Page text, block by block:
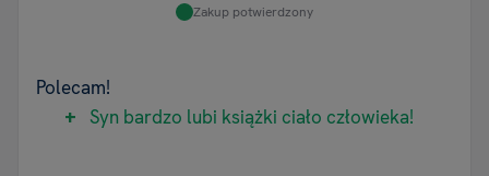
Zakup potwierdzony
Polecam!
Syn bardzo lubi książki ciało człowieka!